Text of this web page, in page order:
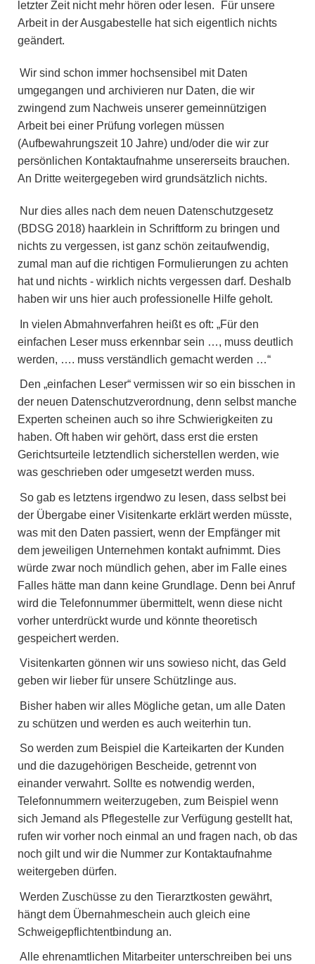
letzter Zeit nicht mehr hören oder lesen.
Für unsere
Arbeit in der Ausgabestelle hat sich eigentlich nichts
geändert.
Wir sind schon immer hochsensibel mit Daten
umgegangen und archivieren nur Daten, die wir
zwingend zum Nachweis unserer gemeinnützigen
Arbeit bei einer Prüfung vorlegen müssen
(Aufbewahrungszeit 10 Jahre) und/oder die wir zur
persönlichen Kontaktaufnahme unsererseits brauchen.
An Dritte weitergegeben wird grundsätzlich nichts.
Nur dies alles nach dem neuen Datenschutzgesetz
(BDSG 2018) haarklein in Schriftform zu bringen und
nichts zu vergessen, ist ganz schön zeitaufwendig,
zumal man auf die richtigen Formulierungen zu achten
hat und nichts - wirklich nichts vergessen darf. Deshalb
haben wir uns hier auch professionelle Hilfe geholt.
In vielen Abmahnverfahren heißt es oft: „Für den
einfachen Leser muss erkennbar sein …, muss deutlich
werden, …. muss verständlich gemacht werden …“
Den „einfachen Leser“ vermissen wir so ein bisschen in
der neuen Datenschutzverordnung, denn selbst manche
Experten scheinen auch so ihre Schwierigkeiten zu
haben. Oft haben wir gehört, dass erst die ersten
Gerichtsurteile letztendlich sicherstellen werden, wie
was geschrieben oder umgesetzt werden muss.
So gab es letztens irgendwo zu lesen, dass selbst bei
der Übergabe einer Visitenkarte erklärt werden müsste,
was mit den Daten passiert, wenn der Empfänger mit
dem jeweiligen Unternehmen kontakt aufnimmt. Dies
würde zwar noch mündlich gehen, aber im Falle eines
Falles hätte man dann keine Grundlage. Denn bei Anruf
wird die Telefonnummer übermittelt, wenn diese nicht
vorher unterdrückt wurde und könnte theoretisch
gespeichert werden.
Visitenkarten gönnen wir uns sowieso nicht, das Geld
geben wir lieber für unsere Schützlinge aus.
Bisher haben wir alles Mögliche getan, um alle Daten
zu schützen und werden es auch weiterhin tun.
So werden zum Beispiel die Karteikarten der Kunden
und die dazugehörigen Bescheide, getrennt von
einander verwahrt. Sollte es notwendig werden,
Telefonnummern weiterzugeben, zum Beispiel wenn
sich Jemand als Pflegestelle zur Verfügung gestellt hat,
rufen wir vorher noch einmal an und fragen nach, ob das
noch gilt und wir die Nummer zur Kontaktaufnahme
weitergeben dürfen.
Werden Zuschüsse zu den Tierarztkosten gewährt,
hängt dem Übernahmeschein auch gleich eine
Schweigepflichtentbindung an.
Alle ehrenamtlichen Mitarbeiter unterschreiben bei uns